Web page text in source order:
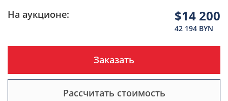
На аукционе: $14 200
42 194 BYN
Заказать
Рассчитать стоимость